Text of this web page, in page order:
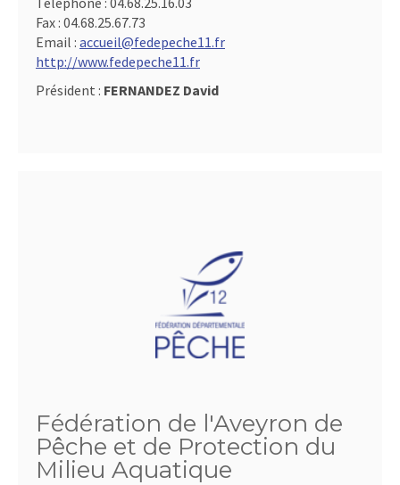
Fax : 04.68.25.67.73
Email : accueil@fedepeche11.fr
http://www.fedepeche11.fr
Président : FERNANDEZ David
Fédération de l'Aveyron de
Pêche et de Protection du
Milieu Aquatique